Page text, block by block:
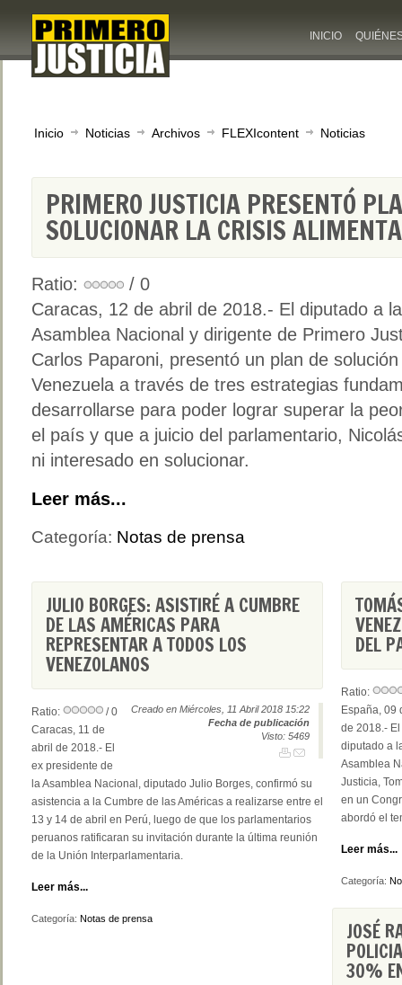
INICIO
Inicio Noticias Archivos FLEXIcontent Noticias
PRIMERO JUSTICIA PRESENTÓ
SOLUCIONAR LA CRISIS
Ratio:
/ 0
Caracas, 12 de abril de 2018.- El diputado a la
Asamblea Nacional y dirigente de Primero
Carlos Paparoni, presentó un plan de
Venezuela a través de tres estrategias
desarrollarse para poder lograr superar la
el país y que a juicio del parlamentario,
ni interesado en solucionar.
Leer más...
Categoría: Notas de prensa
JULIO BORGES: ASISTIRÉ A CUMBRE
DE LAS AMÉRICAS PARA
REPRESENTAR A TODOS LOS
VENEZOLANOS
Creado en Miércoles, 11 Abril 2018 15:22
Fecha de publicación
Visto: 5469
Ratio:
/ 0
Caracas, 11 de
abril de 2018.- El
ex presidente de
la Asamblea Nacional, diputado Julio Borges, confirmó su
asistencia a la Cumbre de las Américas a realizarse entre el
13 y 14 de abril en Perú, luego de que los parlamentarios
peruanos ratificaran su invitación durante la última reunión
de la Unión Interparlamentaria.
Leer más...
Categoría: Notas de prensa
DEL
Ratio:
España, 09
de 2018.- El
diputado a
Asamblea
Justicia,
en un
abordó el
Leer más...
Categoría:
JOSÉ
30%